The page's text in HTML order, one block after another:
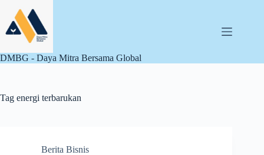
content
DMBG - Daya Mitra Bersama Global
Tag energi terbarukan
Berita Bisnis